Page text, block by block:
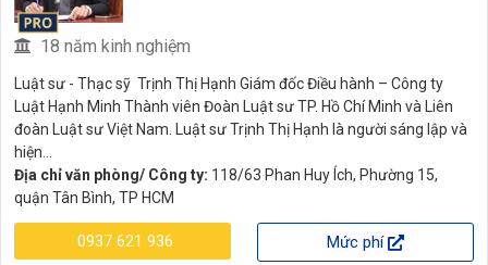
18 năm kinh nghiệm
Luật sư - Thạc sỹ Trịnh Thị Hạnh Giám đốc Điều hành – Công ty
Luật Hạnh Minh Thành viên Đoàn Luật sư TP. Hồ Chí Minh và Liên
đoàn Luật sư Việt Nam. Luật sư Trịnh Thị Hạnh là người sáng lập và
hiện...
Địa chỉ văn phòng/ Công ty: 118/63 Phan Huy Ích, Phường 15,
quận Tân Bình, TP HCM
0937 621 936 Mức phí